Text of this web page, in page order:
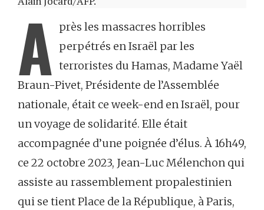
A près les massacres horribles
perpétrés en Israël par les
terroristes du Hamas, Madame Yaël
Braun-Pivet, Présidente de l’Assemblée
nationale, était ce week-end en Israël, pour
un voyage de solidarité. Elle était
accompagnée d’une poignée d’élus. À 16h49,
ce 22 octobre 2023, Jean-Luc Mélenchon qui
assiste au rassemblement propalestinien
qui se tient Place de la République, à Paris,